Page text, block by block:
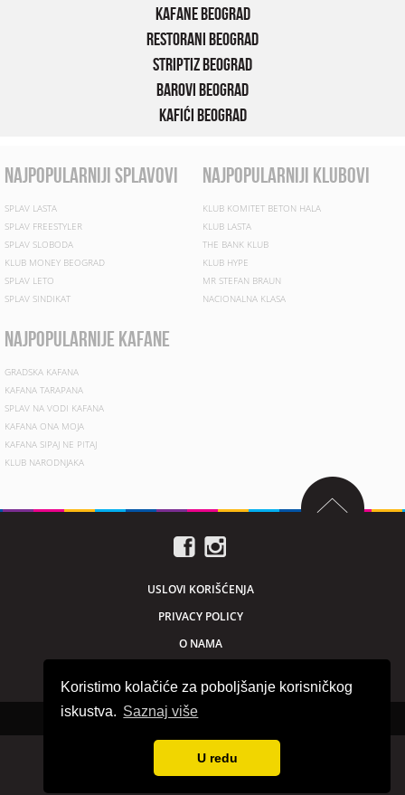
Koristimo kolačiće za poboljšanje korisničkog
iskustva. Saznaj više
U redu
Kafane Beograd
Restorani Beograd
Striptiz Beograd
Barovi Beograd
Kafići Beograd
najpopularniji splavovi
SPLAV LASTA
SPLAV FREESTYLER
SPLAV SLOBODA
KLUB MONEY BEOGRAD
SPLAV LETO
SPLAV SINDIKAT
najpopularniji klubovi
KLUB KOMITET BETON HALA
KLUB LASTA
THE BANK KLUB
KLUB HYPE
MR STEFAN BRAUN
NACIONALNA KLASA
najpopularnije kafane
GRADSKA KAFANA
KAFANA TARAPANA
SPLAV NA VODI KAFANA
KAFANA ONA MOJA
KAFANA SIPAJ NE PITAJ
KLUB NARODNJAKA
USLOVI KORIŠĆENJA
PRIVACY POLICY
O NAMA
Sva prava zadržana © 2026. beogradnocu.com